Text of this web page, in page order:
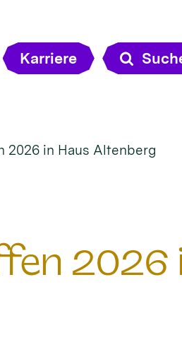
Karriere
2026 in Haus Altenberg
2026